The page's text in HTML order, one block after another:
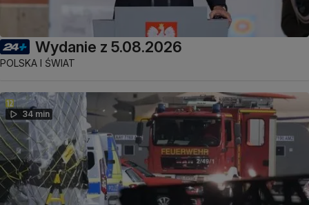
Wydanie z 5.08.2026
POLSKA I ŚWIAT
34 min